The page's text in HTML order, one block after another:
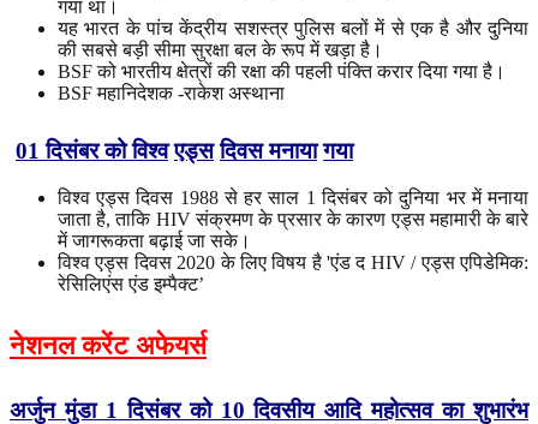
गया था।
यह भारत के पांच केंद्रीय सशस्त्र पुलिस बलों में से एक है और दुनिया
की सबसे बड़ी सीमा सुरक्षा बल के रूप में खड़ा है।
BSF को भारतीय क्षेत्रों की रक्षा की पहली पंक्ति करार दिया गया है।
BSF महानिदेशक -राकेश अस्थाना
01दिसंबर को विश्व एड्स दिवस मनाया गया
विश्व एड्स दिवस 1988 से हर साल 1 दिसंबर को दुनिया भर में मनाया
जाता है, ताकि HIV संक्रमण के प्रसार के कारण एड्स महामारी के बारे
में जागरूकता बढ़ाई जा सके।
विश्व एड्स दिवस 2020 के लिए विषय है 'एंड द HIV / एड्स एपिडेमिक:
रेसिलिएंस एंड इम्पैक्ट’
नेशनल करेंट अफेयर्स
अर्जुन मुंडा 1 दिसंबर को 10 दिवसीय आदि महोत्सव का शुभारंभ